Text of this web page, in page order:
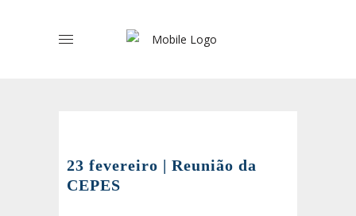
23 fevereiro | Reunião da
CEPES